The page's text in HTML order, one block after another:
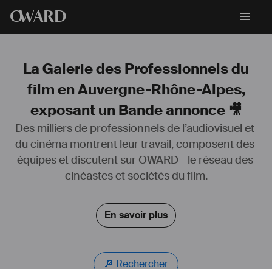
OWARD
La Galerie des Professionnels du
film en Auvergne-Rhône-Alpes,
exposant un Bande annonce 🎥
Des milliers de professionnels de l’audiovisuel et
du cinéma montrent leur travail, composent des
équipes et discutent sur OWARD - le réseau des
cinéastes et sociétés du film.
En savoir plus
🔎 Rechercher